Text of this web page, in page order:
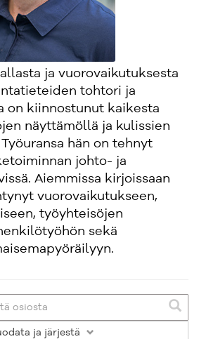
ja vuorovaikutuksesta
tohtori ja
on kiinnostunut kaikesta
näyttämöllä ja kulissien
hän on tehnyt
johto- ja
Aiemmissa kirjoissaan
vuorovaikutukseen,
työyhteisöjen
sekä
ja järjestä